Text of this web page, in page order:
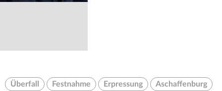
Überfall Festnahme Erpressung Aschaffenburg